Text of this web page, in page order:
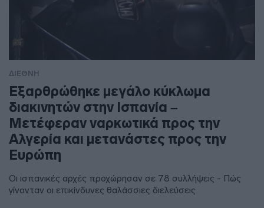
ΔΙΕΘΝΗ
Εξαρθρώθηκε μεγάλο κύκλωμα
διακινητών στην Ισπανία –
Μετέφεραν ναρκωτικά προς την
Αλγερία και μετανάστες προς την
Ευρώπη
Οι ισπανικές αρχές προχώρησαν σε 78 συλλήψεις - Πώς
γίνονταν οι επικίνδυνες θαλάσσιες διελεύσεις